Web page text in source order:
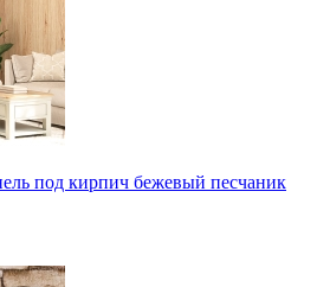
под кирпич бежевый песчаник